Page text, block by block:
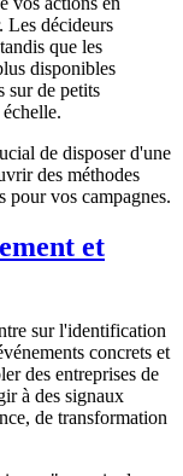
décideurs
que les
disponibles
sur de petits
de disposer d'une
des méthodes
pour vos campagnes.
et
sur l'identification
concrets et
des entreprises de
à des signaux
de transformation